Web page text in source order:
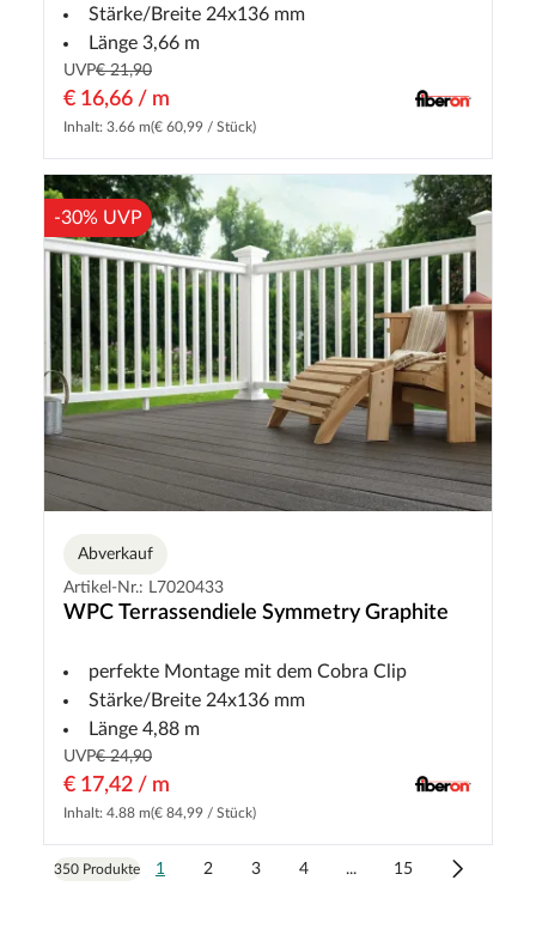
Stärke/Breite 24x136 mm
Länge 3,66 m
UVP€ 21,90
€ 16,66 / m
Inhalt: 3.66 m(€ 60,99 / Stück)
-30% UVP
Abverkauf
Artikel-Nr.: L7020433
WPC Terrassendiele Symmetry Graphite
perfekte Montage mit dem Cobra Clip
Stärke/Breite 24x136 mm
Länge 4,88 m
UVP€ 24,90
€ 17,42 / m
Inhalt: 4.88 m(€ 84,99 / Stück)
350 Produkte 1 2 3 4 ... 15